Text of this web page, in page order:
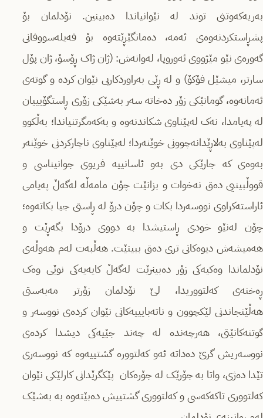
بەریەکەوتنی توند لە نێوانیاندا دەبینین. نۆدلمان بۆ
پشڕاستکردنەوەی ئەمە، دەمانگێڕێتەوە بۆ فەیلەسووفانی
گەورەی نێو مێژووی ئەوروپا، لەوانەش: (ژان ژاک ڕۆسۆ، ژان پۆل
سارتر، میشێل فۆکۆ) و لە ڕێی بەراوردکاریی نێوان کردە و گوتەی
ئەمانەوە، گومانێکی زۆر دەخاتە سەر بەشێکی زۆری ڕاستگۆیییان
لە پەیامدا، نەک لەپێناوی شکاندنەوە و بەکەمگرتنیاندا؛ بەڵکوو
لەپێناوی بەلاڕێدانەچوونی خوێنەردا؛ لەپێناوی ناچارکردنی خوێنەر
بەوەی کە جارێکی دی بەو ئاسانییە فریوی جوانیناسی و
قووڵبینیی دەق نەخوات و بزانێت چۆن مامەڵە لەگەڵ پەیامی
ئاراستەکراوی نووسەردا بکات و چۆن درۆ لە ڕاستی جیا بکاتەوە؛
چۆن لەنێو خودی ڕاستیشدا بە دووی درۆدا بگەڕێت و
هەمیشەش دیوەکانی تری دەق ببینێت. هەڵبەت لەم هەوڵەی
نۆدلماندا وەکیەکی زۆر دەبینرێت لەگەڵ کایەیەکی نوێی وەک
ڕەخنەی کەلتووریدا، لێ نۆدلمان زۆرتر مەبەستی
هەڵێنجاندنی لێکچوون و ناتەبایییەکانی نێوان کردەی نووسەر و
گوتنەکانێتی، هەرچەندە لە چەند جێیەکی دیشدا کردەی
نووسەریش گرێ دەداتە ئەو کەلتوورە گشتییەوە کە نووسەری
تێدا دەژی، واتا بە جۆرێک لە جۆرەکان پێکگرێدانی کارلێکی نێوان
کەلتووری تاکەکەسی و کەلتووری گشتییش دەبێتەوە بە بەشێک